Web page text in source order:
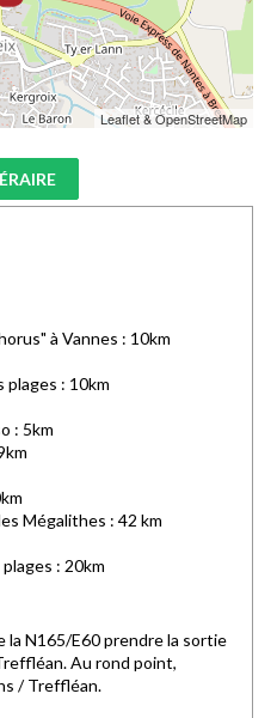
Leaflet & OpenStreetMap
à Vannes : 10km
plages : 10km
: 5km
Mégalithes : 42 km
: 20km
la N165/E60 prendre la sortie
Au rond point,
/ Treffléan.